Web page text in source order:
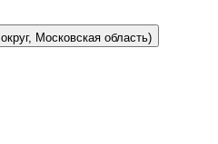
Московская область)